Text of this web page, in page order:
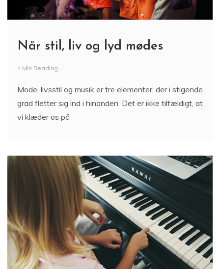
Når stil, liv og lyd mødes
4 Min Reading
Mode, livsstil og musik er tre elementer, der i stigende
grad fletter sig ind i hinanden. Det er ikke tilfældigt, at
vi klæder os på